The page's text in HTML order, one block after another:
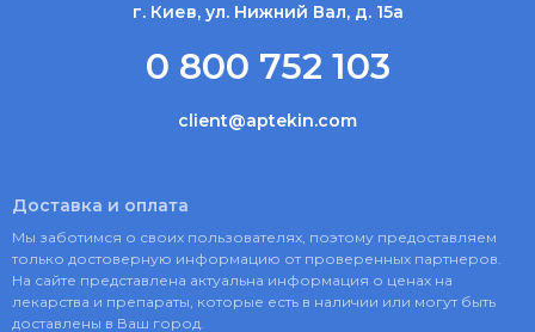
г. Киев, ул. Нижний Вал, д. 15а
0 800 752 103
client@aptekin.com
Доставка и оплата
Мы заботимся о своих пользователях, поэтому предоставляем
только достоверную информацию от проверенных партнеров.
На сайте представлена актуальна информация о ценах на
лекарства и препараты, которые есть в наличии или могут быть
доставлены в Ваш город.